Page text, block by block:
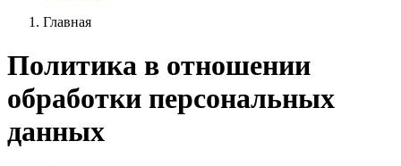
Главная
Политика в отношении
обработки персональных
данных